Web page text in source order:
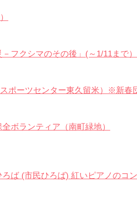
フクシマのその後」(～1/11まで）
ポーツセンター東久留米） ※新春
ボランティア（南町緑地）
ろば (市民ひろば) 紅いピアノのコ